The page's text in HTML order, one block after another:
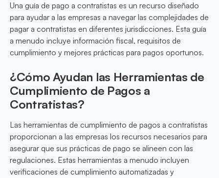
Una guía de pago a contratistas es un recurso diseñado
para ayudar a las empresas a navegar las complejidades de
pagar a contratistas en diferentes jurisdicciones. Esta guía
a menudo incluye información fiscal, requisitos de
cumplimiento y mejores prácticas para pagos oportunos.
¿Cómo Ayudan las Herramientas de
Cumplimiento de Pagos a
Contratistas?
Las herramientas de cumplimiento de pagos a contratistas
proporcionan a las empresas los recursos necesarios para
asegurar que sus prácticas de pago se alineen con las
regulaciones. Estas herramientas a menudo incluyen
verificaciones de cumplimiento automatizadas y